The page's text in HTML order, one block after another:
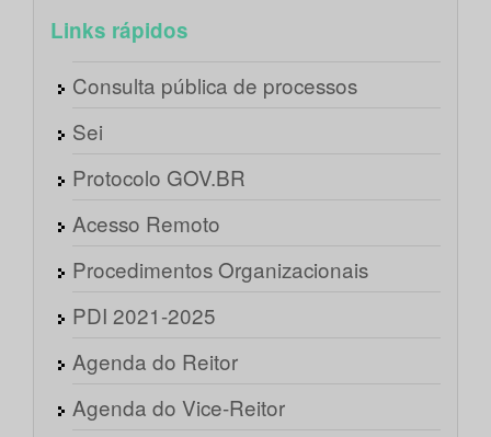
Links rápidos
Consulta pública de processos
Sei
Protocolo GOV.BR
Acesso Remoto
Procedimentos Organizacionais
PDI 2021-2025
Agenda do Reitor
Agenda do Vice-Reitor